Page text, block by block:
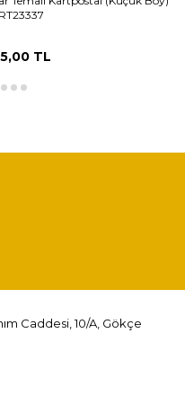
TL
Caddesi, 10/A, Gökçe